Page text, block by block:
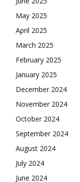
May 2025
April 2025
March 2025
February 2025
January 2025
December 2024
November 2024
October 2024
September 2024
August 2024
July 2024
June 2024